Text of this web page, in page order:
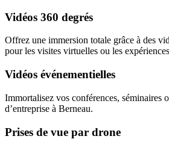
Vidéos 360 degrés
Offrez une immersion totale grâce à des
pour les visites virtuelles ou les
Vidéos événementielles
Immortalisez vos conférences, séminaires
d’entreprise à Berneau.
Prises de vue par drone